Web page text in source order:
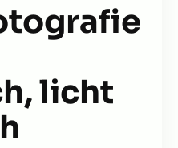
licht